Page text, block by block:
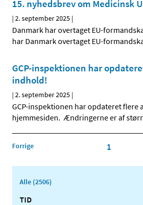
15. nyhedsbrev om Medicinsk
|2. september 2025 |
Danmark har overtaget EU-
har Danmark overtaget EU-
GCP-inspektionen har
indhold!
|2. september 2025 |
GCP-inspektionen har opdateret flere
hjemmesiden. Ændringerne er af
Forrige 1
Alle (2506)
TID